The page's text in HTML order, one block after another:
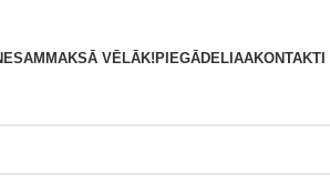
MAKSĀ VĒLĀK! PIEGĀDELIAAKONTAKTI